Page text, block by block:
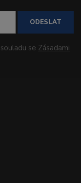
ODESLAT
se Zásadami